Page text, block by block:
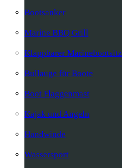
Bootsanker
Marine BBQ Grill
Klappbarer Marinebootsitz
Bullauge für Boote
Boot Flaggenmast
Kajak und Angeln
Handwinde
Wassersport